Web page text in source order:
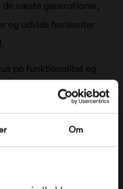
Om
de næste generationer,
og udvide horisonter
på funktionalitet og
tekstiler og tænkes på
i designet, som
dig i hverdagslivet.
mod målet om en